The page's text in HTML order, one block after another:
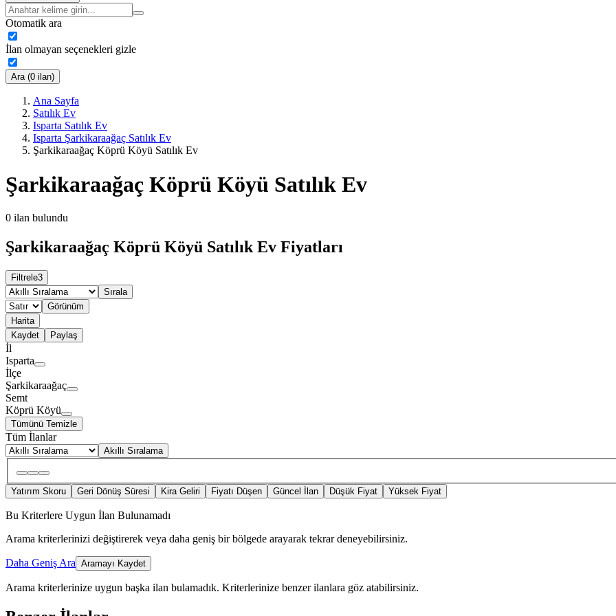
Otomatik ara
İlan olmayan seçenekleri gizle
Ara (0 ilan)
Ana Sayfa
Satılık Ev
Isparta Satılık Ev
Isparta Şarkikaraağaç Satılık Ev
Şarkikaraağaç Köprü Köyü Satılık Ev
Şarkikaraağaç Köprü Köyü Satılık Ev
0 ilan bulundu
Şarkikaraağaç Köprü Köyü Satılık Ev Fiyatları
Filtrele3
Sırala
Görünüm
Harita
Kaydet
Paylaş
İl
Isparta
İlçe
Şarkikaraağaç
Semt
Köprü Köyü
Tümünü Temizle
Tüm İlanlar
Akıllı Sıralama
Yatırım Skoru Geri Dönüş Süresi Kira Geliri Fiyatı Düşen Güncel İlan Düşük Fiyat Yüksek Fiyat
Bu Kriterlere Uygun İlan Bulunamadı
Arama kriterlerinizi değiştirerek veya daha geniş bir bölgede arayarak tekrar deneyebilirsiniz.
Daha Geniş Ara Aramayı Kaydet
Arama kriterlerinize uygun başka ilan bulamadık. Kriterlerinize benzer ilanlara göz atabilirsiniz.